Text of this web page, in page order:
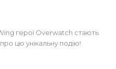
герої Overwatch стають
цю унікальну подію!